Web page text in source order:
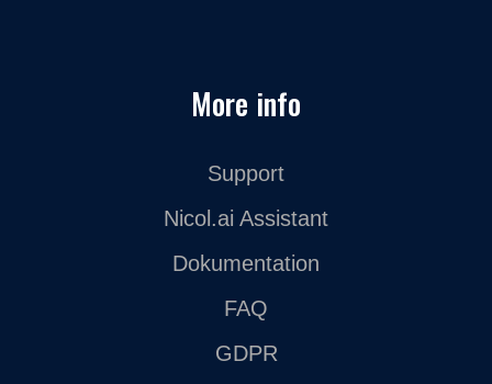
More info
Support
Nicol.ai Assistant
Dokumentation
FAQ
GDPR